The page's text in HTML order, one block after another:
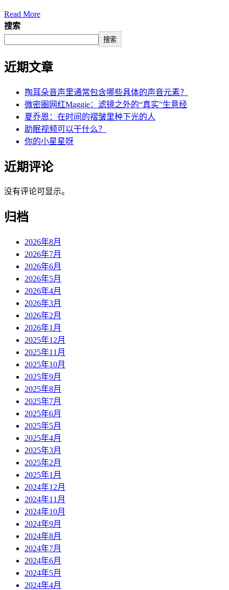
Read More
搜索
搜索
近期文章
掏耳朵音声里通常包含哪些具体的声音元素？
微密圈网红Maggie：滤镜之外的“真实”生意经
夏乔恩：在时间的褶皱里种下光的人
助眠视频可以干什么？
你的小星星呀
近期评论
没有评论可显示。
归档
2026年8月
2026年7月
2026年6月
2026年5月
2026年4月
2026年3月
2026年2月
2026年1月
2025年12月
2025年11月
2025年10月
2025年9月
2025年8月
2025年7月
2025年6月
2025年5月
2025年4月
2025年3月
2025年2月
2025年1月
2024年12月
2024年11月
2024年10月
2024年9月
2024年8月
2024年7月
2024年6月
2024年5月
2024年4月